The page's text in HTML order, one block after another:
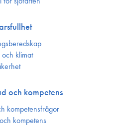
klimat
och kompetens
kompetens­frågor
kompetens